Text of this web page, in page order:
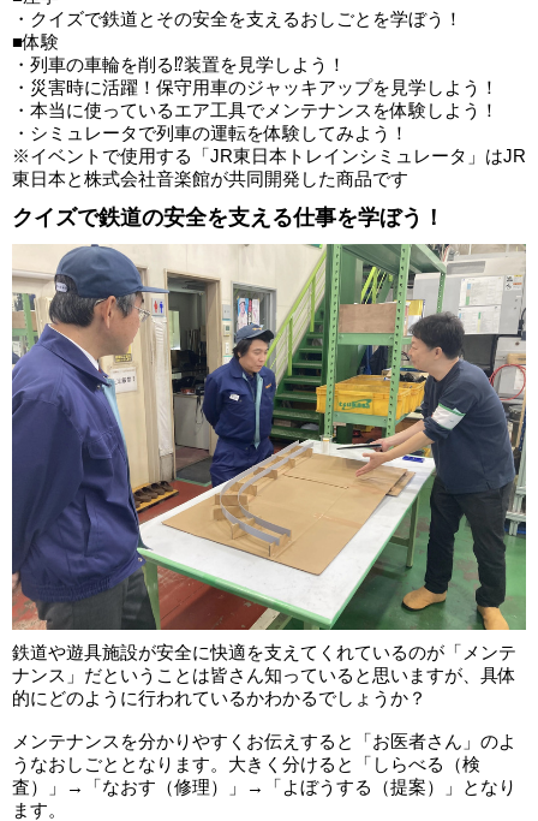
・クイズで鉄道とその安全を支えるおしごとを学ぼう！
■体験
・列車の車輪を削る⁉装置を見学しよう！
・災害時に活躍！保守用車のジャッキアップを見学しよう！
・本当に使っているエア工具でメンテナンスを体験しよう！
・シミュレータで列車の運転を体験してみよう！
※イベントで使用する「JR東日本トレインシミュレータ」はJR
東日本と株式会社音楽館が共同開発した商品です
クイズで鉄道の安全を支える仕事を学ぼう！
鉄道や遊具施設が安全に快適を支えてくれているのが「メンテ
ナンス」だということは皆さん知っていると思いますが、具体
的にどのように行われているかわかるでしょうか？
メンテナンスを分かりやすくお伝えすると「お医者さん」のよ
うなおしごととなります。大きく分けると「しらべる（検
査）」→「なおす（修理）」→「よぼうする（提案）」となり
ます。